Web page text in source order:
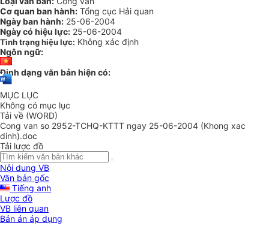
Cơ quan ban hành: Tổng cục Hải quan
Ngày ban hành: 25-06-2004
Ngày có hiệu lực: 25-06-2004
Tình trạng hiệu lực: Không xác định
Ngôn ngữ:
Định dạng văn bản hiện có:
MỤC LỤC
Không có mục lục
Tải về (WORD)
Cong van so 2952-TCHQ-KTTT ngay 25-06-2004 (Khong xac
dinh).doc
Tải lược đồ
Nội dung VB
Văn bản gốc
Tiếng anh
Lược đồ
VB liên quan
Bản án áp dụng